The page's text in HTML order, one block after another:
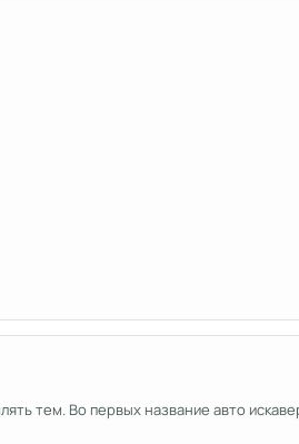
тем. Во первых название авто